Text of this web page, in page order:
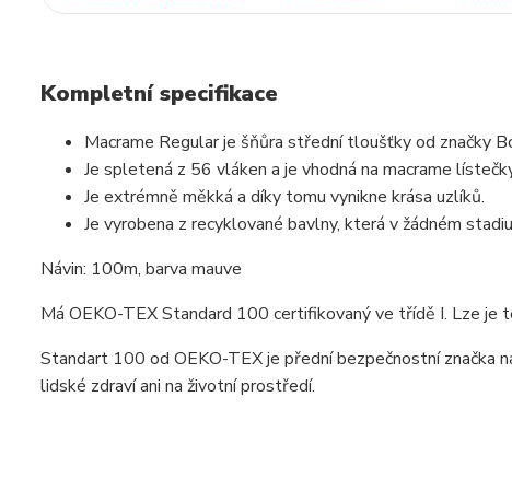
Kompletní specifikace
Macrame Regular je šňůra střední tloušťky od značky
Je spletená z 56 vláken a je vhodná na macrame
Je extrémně měkká a díky tomu vynikne krása uzlíků.
Je vyrobena z recyklované bavlny, která v žádném
Návin: 100m, barva mauve
Má OEKO-TEX Standard 100 certifikovaný ve třídě I. Lze je
Standart 100 od OEKO-TEX je přední bezpečnostní značka
lidské zdraví ani na životní prostředí.